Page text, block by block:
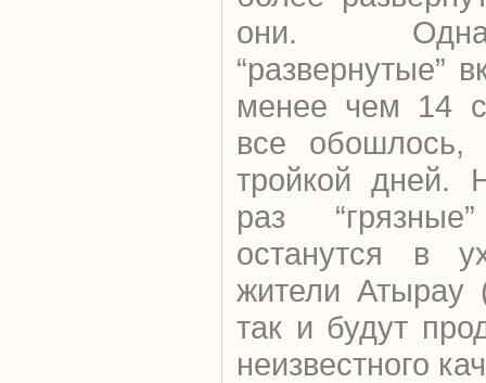
они.
“развернутые”
менее чем 14
все обошлось,
тройкой дней.
раз
останутся в
жители Атырау
так и будут
неизвестного